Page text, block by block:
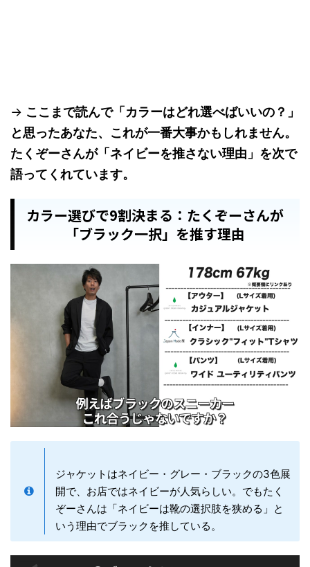
→ ここまで読んで「カラーはどれ選べばいいの？」
と思ったあなた、これが一番大事かもしれません。
たくぞーさんが「ネイビーを推さない理由」を次で
語ってくれています。
カラー選びで9割決まる：たくぞーさんが
「ブラック一択」を推す理由
ジャケットはネイビー・グレー・ブラックの3色展
開で、お店ではネイビーが人気らしい。でもたく
ぞーさんは「ネイビーは靴の選択肢を狭める」と
いう理由でブラックを推している。